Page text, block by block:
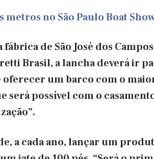
no São Paulo Boat
de São José dos
Brasil, a lancha deverá ir
oferecer um barco com o
será possível com o
a cada ano, lançar um